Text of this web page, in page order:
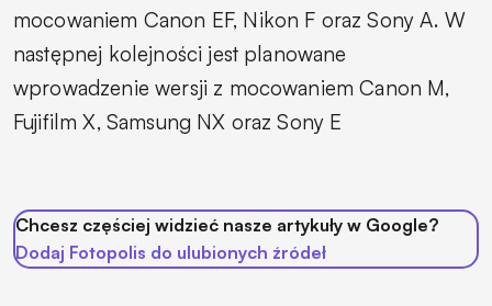
mocowaniem Canon EF, Nikon F oraz Sony A. W
następnej kolejności jest planowane
wprowadzenie wersji z mocowaniem Canon M,
Fujifilm X, Samsung NX oraz Sony E
Chcesz częściej widzieć nasze artykuły w Google?
Dodaj Fotopolis do ulubionych źródeł